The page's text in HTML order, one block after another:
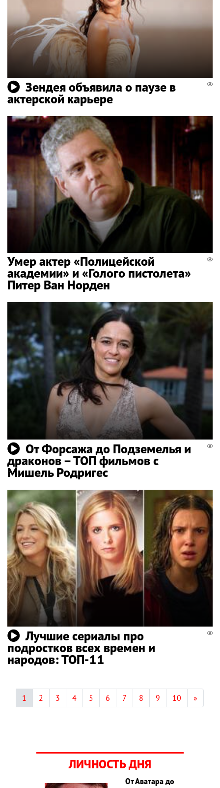
Зендея объявила о паузе в
актерской карьере
Умер актер «Полицейской
академии» и «Голого пистолета»
Питер Ван Норден
От Форсажа до Подземелья и
драконов – ТОП фильмов с
Мишель Родригес
Лучшие сериалы про
подростков всех времен и
народов: ТОП-11
1 2 3 4 5 6 7 8 9 10 »
ЛИЧНОСТЬ ДНЯ
От Аватара до